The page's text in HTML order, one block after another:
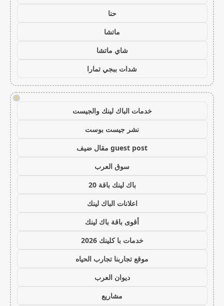
حنا
ماتشا
شاي ماتشا
شدات ببجي تمارا
!
خدمات الباك لينك والجيست
نشر جيست بوست
guest post مقال ضيف
سوق العرب
باك لينك باقة 20
اعلانات الباك لينك
أقوى باقة باك لينك
خدمات با كلينك 2026
موقع تجاربنا تجارب الحياه
ديوان العرب
مشاريع